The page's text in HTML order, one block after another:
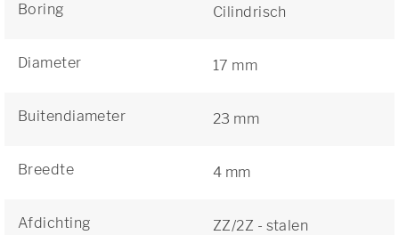
Boring Cilindrisch
Diameter 17 mm
Buitendiameter 23 mm
Breedte 4 mm
Afdichting
ZZ/2Z - stalen